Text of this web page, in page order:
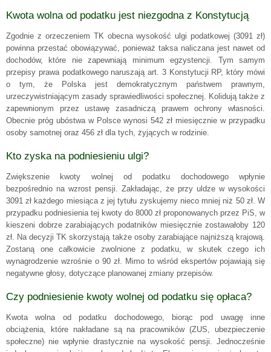
Kwota wolna od podatku jest niezgodna z Konstytucją
Zgodnie z orzeczeniem TK obecna wysokość ulgi podatkowej (3091 zł)
powinna przestać obowiązywać, ponieważ taksa naliczana jest nawet od
dochodów, które nie zapewniają minimum egzystencji. Tym samym
przepisy prawa podatkowego naruszają art. 3 Konstytucji RP, który mówi
o tym, że Polska jest demokratycznym państwem prawnym,
urzeczywistniającym zasady sprawiedliwości społecznej. Kolidują także z
zapewnionym przez ustawę zasadniczą prawem ochrony własności.
Obecnie próg ubóstwa w Polsce wynosi 542 zł miesięcznie w przypadku
osoby samotnej oraz 456 zł dla tych, żyjących w rodzinie.
Kto zyska na podniesieniu ulgi?
Zwiększenie kwoty wolnej od podatku dochodowego wpłynie
bezpośrednio na wzrost pensji. Zakładając, że przy uldze w wysokości
3091 zł każdego miesiąca z jej tytułu zyskujemy nieco mniej niż 50 zł. W
przypadku podniesienia tej kwoty do 8000 zł proponowanych przez PiS, w
kieszeni dobrze zarabiających podatników miesięcznie zostawałoby 120
zł. Na decyzji TK skorzystają także osoby zarabiające najniższą krajową.
Zostaną one całkowicie zwolnione z podatku, w skutek czego ich
wynagrodzenie wzrośnie o 90 zł. Mimo to wśród ekspertów pojawiają się
negatywne głosy, dotyczące planowanej zmiany przepisów.
Czy podniesienie kwoty wolnej od podatku się opłaca?
Kwota wolna od podatku dochodowego, biorąc pod uwagę inne
obciążenia, które nakładane są na pracowników (ZUS, ubezpieczenie
społeczne) nie wpłynie drastycznie na wysokość pensji. Jednocześnie